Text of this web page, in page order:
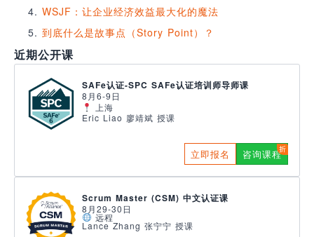
WSJF：让企业经济效益最大化的魔法
到底什么是故事点（Story Point）？
近期公开课
SAFe认证-SPC SAFe认证培训师导师课
8月6-9日
上海
Eric Liao 廖靖斌 授课
立即报名 咨询课程
Scrum Master (CSM) 中文认证课
8月29-30日
远程
Lance Zhang 张宁宁 授课